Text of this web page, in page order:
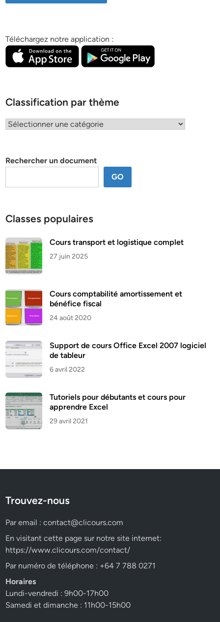
Téléchargez notre application :
Classification par thème
Classification
Rechercher un document
GO
Classes populaires
Cours transport et logistique complet
27 juin 2025
Cours comptabilité amortissement et
bénéfice fiscal
24 août 2020
Support de cours Office Excel 2007 logiciel
de tableur
6 avril 2022
Tutoriels pour débutants et cours pour
apprendre Excel
29 avril 2021
Trouvez-nous
Par email :contact@clicours.com
En visitant cette page sur notre site internet:
https://www.clicours.com/contact/
Par numéro de téléphone : +64 7 788 0271
Horaires
Lundi-vendredi : 9h00-17h00
Samedi et dimanche : 11h00-15h00